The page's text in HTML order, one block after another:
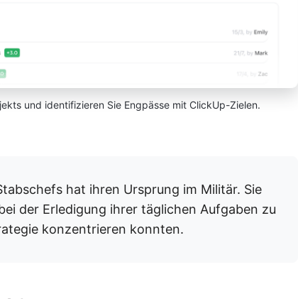
und identifizieren Sie Engpässe mit ClickUp-Zielen.
hat ihren Ursprung im Militär. Sie
der Erledigung ihrer täglichen Aufgaben zu
konzentrieren konnten.